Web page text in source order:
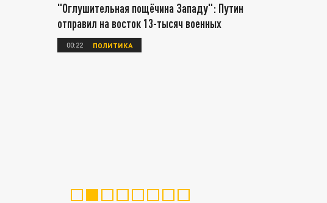
"Оглушительная пощёчина Западу": Путин
отправил на восток 13-тысяч военных
00:22 ПОЛИТИКА